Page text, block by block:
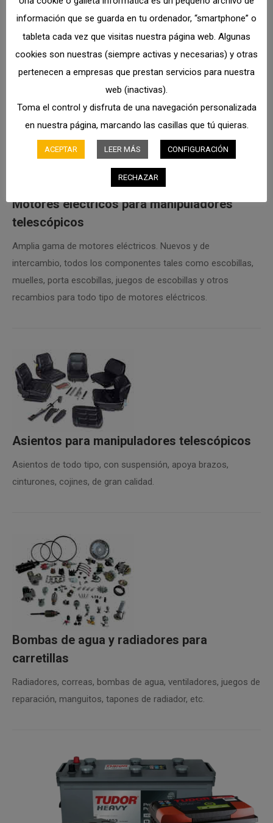
Suministro de conmutadores, paros de emergencia,
desconectadotes, interruptores, mandos, pulsadores, llaves
de contacto, micros, finales de carrera, etc.
Motores eléctricos para manipuladores
telescópicos
Amplia gama de motores eléctricos. Nuevos y de
intercambio, todos los componentes tales como escobillas,
muelles, porta escobillas, juegos de escobillas y otros
recambios para todo tipo de motores eléctricos.
Asientos para manipuladores telescópicos
Asientos de todo tipo, con suspensión, apoya brazos,
cinturones, cojines, de gran calidad.
Bombas de agua y radiadores para
carretillas
Radiadores, correas, bombas de agua, ventiladores, juegos de
reparación, manguitos, tapones de radiador, etc.
información que se guarda en tu ordenador, “smartphone” o
tableta cada vez que visitas nuestra página web. Algunas
cookies son nuestras (siempre activas y necesarias) y otras
pertenecen a empresas que prestan servicios para nuestra
web (inactivas).
Toma el control y disfruta de una navegación personalizada
en nuestra página, marcando las casillas que tú quieras.
ACEPTAR LEER MÁS CONFIGURACIÓN
RECHAZAR